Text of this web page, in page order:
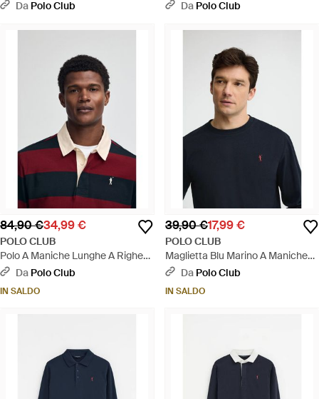
A Girocollo Con Ricamo Rigby Go
Da Polo Club
Con Ricamo Rigby Go - Rosso
Da Polo Club
84,90 €34,99 €
POLO CLUB
Polo A Maniche Lunghe A Righe
Blu Marino E Granata Con
Da Polo Club
IN SALDO
39,90 €17,99 €
POLO CLUB
Maglietta Blu Marino A Maniche
Lunghe, Fit Dritto Con Ricamo
Da Polo Club
IN SALDO